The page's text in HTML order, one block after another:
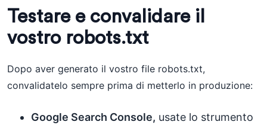
Testare e convalidare il
vostro robots.txt
Dopo aver generato il vostro file robots.txt,
convalidatelo sempre prima di metterlo in produzione:
Google Search Console, usate lo strumento